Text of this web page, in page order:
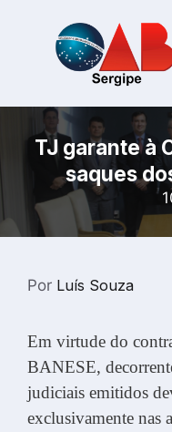
TJ garante à
saques
Por Luís Souza
Em virtude do
BANESE,
judiciais emitidos
exclusivamente nas